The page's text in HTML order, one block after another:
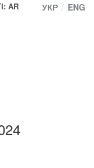
AR
УКР ENG